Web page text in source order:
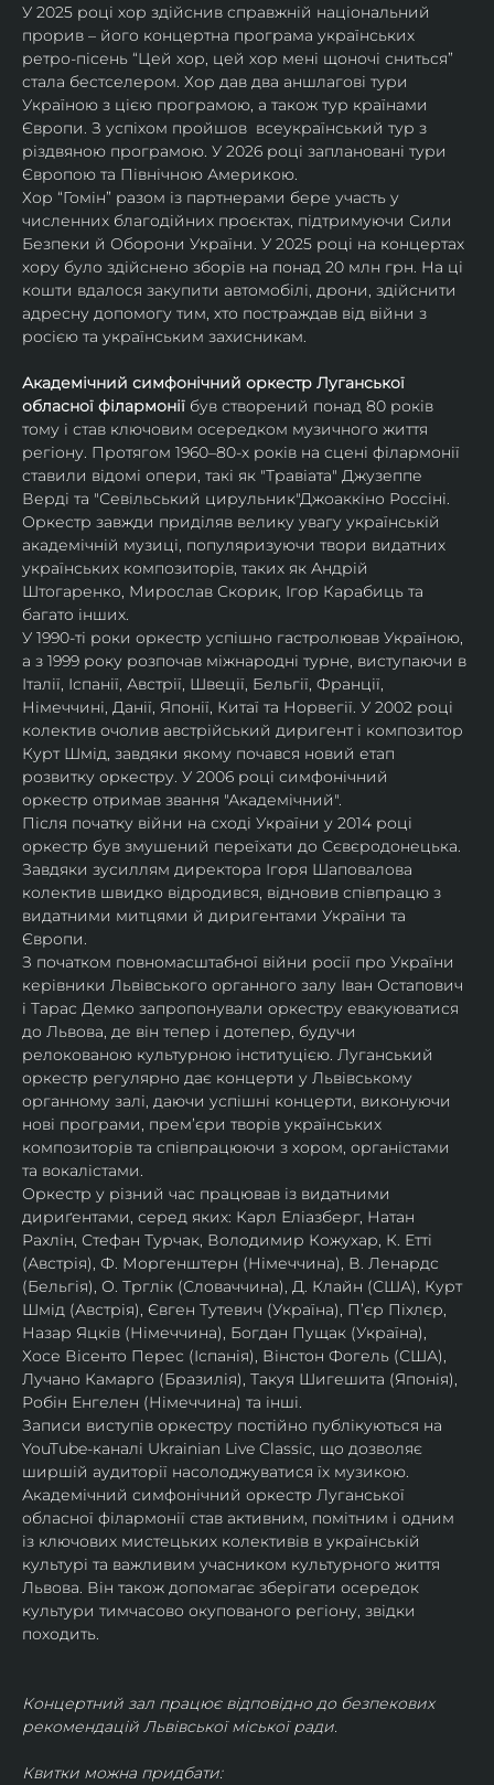
У 2025 році хор здійснив справжній національний
прорив – його концертна програма українських
ретро-пісень “Цей хор, цей хор мені щоночі сниться”
стала бестселером. Хор дав два аншлагові тури
Україною з цією програмою, а також тур країнами
Європи. З успіхом пройшов  всеукраїнський тур з
різдвяною програмою. У 2026 році заплановані тури
Європою та Північною Америкою.
Хор “Гомін” разом із партнерами бере участь у
численних благодійних проєктах, підтримуючи Сили
Безпеки й Оборони України. У 2025 році на концертах
хору було здійснено зборів на понад 20 млн грн. На ці
кошти вдалося закупити автомобілі, дрони, здійснити
адре​​сну допомогу тим, хто ​​по​​страждав від війни з
росією та українським захисникам.
Академічний симфонічний оркестр Луганської
обласної філармонії був створений понад 80 років
тому і став ключовим осередком музичного життя
регіону. Протягом 1960–80-х років на сцені філармонії
ставили відомі опери, такі як "Травіата" Джузеппе
Верді та "Севільський цирульник"Джоаккіно Россіні.
Оркестр завжди приділяв велику увагу українській
академічній музиці, популяризуючи твори видатних
українських композиторів, таких як Андрій
Штогаренко, Мирослав Скорик, Ігор Карабиць та
багато інших.
У 1990-ті роки оркестр успішно гастролював Україною,
а з 1999 року розпочав міжнародні турне, виступаючи в
Італії, Іспанії, Австрії, Швеції, Бельгії, Франції,
Німеччині, Данії, Японії, Китаї та Норвегії. У 2002 році
колектив очолив австрійський диригент і композитор
Курт Шмід, завдяки якому почався новий етап
розвитку оркестру. У 2006 році симфонічний
оркестр отримав звання "Академічний".
Після початку війни на сході України у 2014 році
оркестр був змушений переїхати до Сєвєродонецька.
Завдяки зусиллям директора Ігоря Шаповалова
колектив швидко відродився, відновив співпрацю з
видатними митцями й диригентами України та
Європи.
З початком повномасштабної війни росії про України
керівники Львівського органного залу Іван Остапович
і Тарас Демко запропонували оркестру евакуюватися
до Львова, де він тепер і дотепер, будучи
релокованою культурною інституцією. Луганський
оркестр регулярно дає концерти у Львівському
органному залі, даючи успішні концерти, виконуючи
нові програми, прем’єри творів українських
композиторів та співпрацюючи з хором, органістами
та вокалістами.
Оркестр у різний час працював із видатними
дириґентами, серед яких: Карл Еліазберг, Натан
Рахлін, Стефан Турчак, Володимир Кожухар, К. Етті
(Австрія), Ф. Моргенштерн (Німеччина), В. Ленардс
(Бельгія), О. Трглік (Словаччина), Д. Клайн (США), Курт
Шмід (Австрія), Євген Тутевич (Україна), П’єр Піхлєр,
Назар Яцків (Німеччина), Богдан Пущак (Україна),
Хосе Вісенто Перес (Іспанія), Вінстон Фогель (США),
Лучано Камарго (Бразилія), Такуя Шигешита (Японія),
Робін Енгелен (Німеччина) та інші.
Записи виступів оркестру постійно публікуються на
YouTube-каналі Ukrainian Live Classic, що дозволяє
ширшій аудиторії насолоджуватися їх музикою​.
Академічний симфонічний оркестр Луганської
обласної філармонії став активним, помітним і одним
із ключових мистецьких колективів в українській
культурі та важливим учасником культурного життя
Львова. Він також допомагає зберігати осередок
культури тимчасово окупованого регіону, звідки
походить.
Концертний зал працює відповідно до безпекових
рекомендацій Львівської міської ради.
Квитки можна придбати: